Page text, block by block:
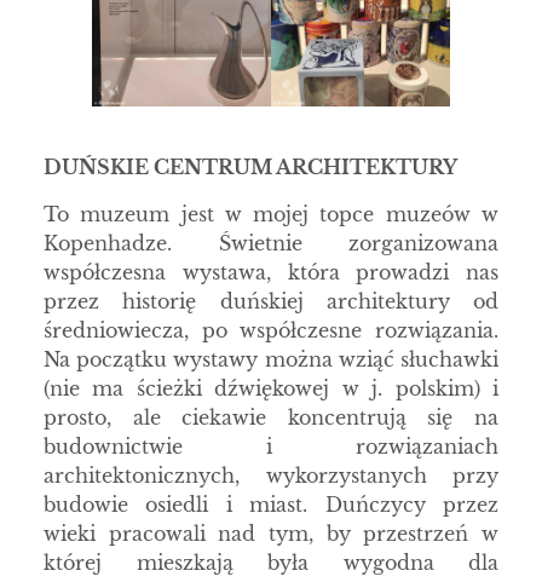
DUŃSKIE CENTRUM ARCHITEKTURY
To muzeum jest w mojej topce muzeów w
Kopenhadze. Świetnie zorganizowana
współczesna wystawa, która prowadzi nas
przez historię duńskiej architektury od
średniowiecza, po współczesne rozwiązania.
Na początku wystawy można wziąć słuchawki
(nie ma ścieżki dźwiękowej w j. polskim) i
prosto, ale ciekawie koncentrują się na
budownictwie i rozwiązaniach
architektonicznych, wykorzystanych przy
budowie osiedli i miast. Duńczycy przez
wieki pracowali nad tym, by przestrzeń w
której mieszkają była wygodna dla